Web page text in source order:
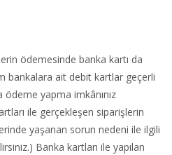
ödemesinde banka kartı da
bankalara ait debit kartlar geçerli
ödeme yapma imkânınız
ile gerçekleşen siparişlerin
yaşanan sorun nedeni ile ilgili
Banka kartları ile yapılan